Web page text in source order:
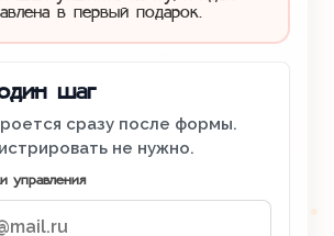
в первый подарок.
шаг
сразу после формы.
не нужно.
управления